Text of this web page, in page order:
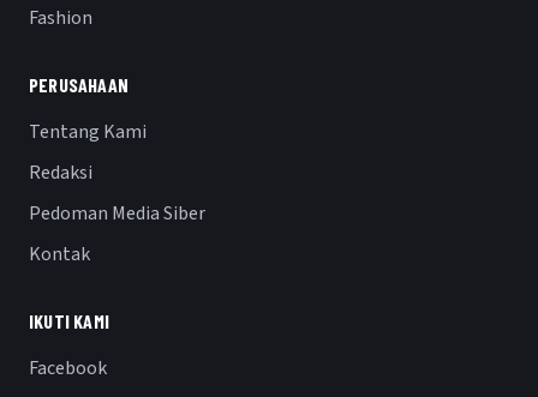
Fashion
PERUSAHAAN
Tentang Kami
Redaksi
Pedoman Media Siber
Kontak
IKUTI KAMI
Facebook